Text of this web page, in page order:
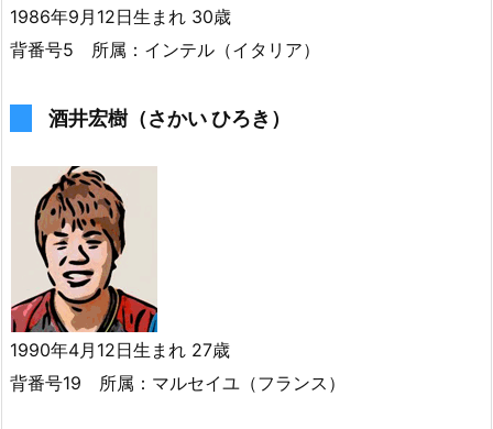
1986年9月12日生まれ 30歳
背番号5 所属：インテル（イタリア）
酒井宏樹（さかい ひろき）
1990年4月12日生まれ 27歳
背番号19 所属：マルセイユ（フランス）